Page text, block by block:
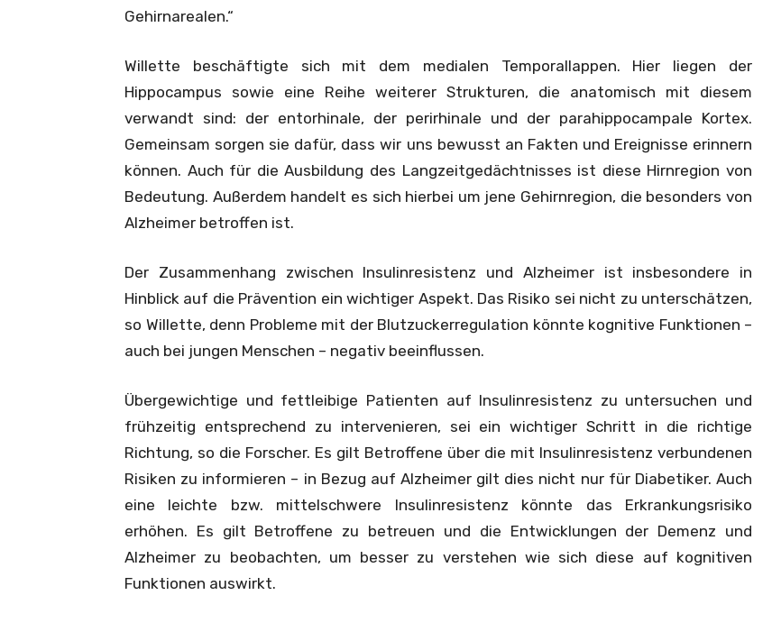
Gehirnarealen.“
Willette beschäftigte sich mit dem medialen Temporallappen. Hier liegen der
Hippocampus sowie eine Reihe weiterer Strukturen, die anatomisch mit diesem
verwandt sind: der entorhinale, der perirhinale und der parahippocampale Kortex.
Gemeinsam sorgen sie dafür, dass wir uns bewusst an Fakten und Ereignisse erinnern
können. Auch für die Ausbildung des Langzeitgedächtnisses ist diese Hirnregion von
Bedeutung. Außerdem handelt es sich hierbei um jene Gehirnregion, die besonders von
Alzheimer betroffen ist.
Der Zusammenhang zwischen Insulinresistenz und Alzheimer ist insbesondere in
Hinblick auf die Prävention ein wichtiger Aspekt. Das Risiko sei nicht zu unterschätzen,
so Willette, denn Probleme mit der Blutzuckerregulation könnte kognitive Funktionen –
auch bei jungen Menschen – negativ beeinflussen.
Übergewichtige und fettleibige Patienten auf Insulinresistenz zu untersuchen und
frühzeitig entsprechend zu intervenieren, sei ein wichtiger Schritt in die richtige
Richtung, so die Forscher. Es gilt Betroffene über die mit Insulinresistenz verbundenen
Risiken zu informieren – in Bezug auf Alzheimer gilt dies nicht nur für Diabetiker. Auch
eine leichte bzw. mittelschwere Insulinresistenz könnte das Erkrankungsrisiko
erhöhen. Es gilt Betroffene zu betreuen und die Entwicklungen der Demenz und
Alzheimer zu beobachten, um besser zu verstehen wie sich diese auf kognitiven
Funktionen auswirkt.